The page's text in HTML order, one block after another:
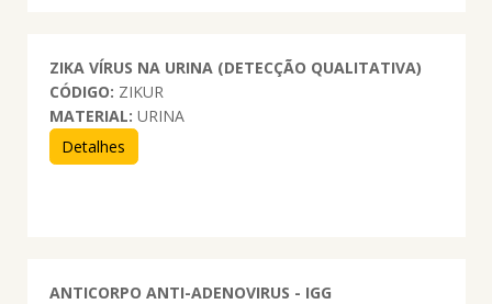
ZIKA VÍRUS NA URINA (DETECÇÃO QUALITATIVA)
CÓDIGO: ZIKUR
MATERIAL: URINA
Detalhes
ANTICORPO ANTI-ADENOVIRUS - IGG